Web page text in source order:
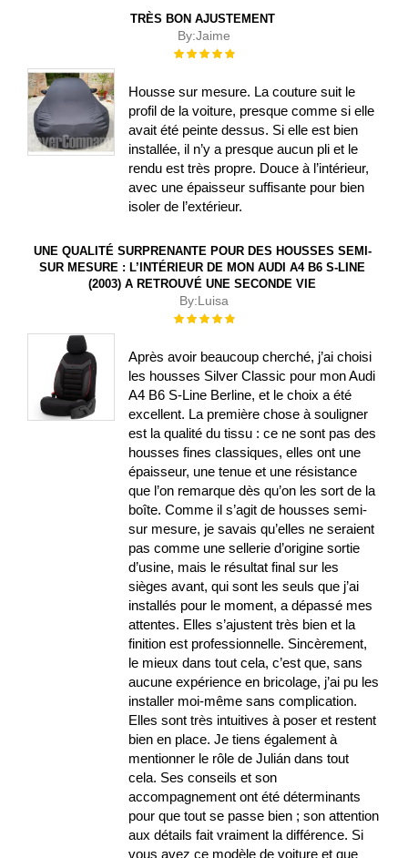
TRÈS BON AJUSTEMENT
By:Jaime
Évaluation :
Housse sur mesure. La couture suit le
profil de la voiture, presque comme si elle
avait été peinte dessus. Si elle est bien
installée, il n’y a presque aucun pli et le
rendu est très propre. Douce à l’intérieur,
avec une épaisseur suffisante pour bien
isoler de l’extérieur.
UNE QUALITÉ SURPRENANTE POUR DES HOUSSES SEMI-
SUR MESURE : L’INTÉRIEUR DE MON AUDI A4 B6 S-LINE
(2003) A RETROUVÉ UNE SECONDE VIE
By:Luisa
Évaluation :
Après avoir beaucoup cherché, j’ai choisi
les housses Silver Classic pour mon Audi
A4 B6 S-Line Berline, et le choix a été
excellent. La première chose à souligner
est la qualité du tissu : ce ne sont pas des
housses fines classiques, elles ont une
épaisseur, une tenue et une résistance
que l’on remarque dès qu’on les sort de la
boîte. Comme il s’agit de housses semi-
sur mesure, je savais qu’elles ne seraient
pas comme une sellerie d’origine sortie
d’usine, mais le résultat final sur les
sièges avant, qui sont les seuls que j’ai
installés pour le moment, a dépassé mes
attentes. Elles s’ajustent très bien et la
finition est professionnelle. Sincèrement,
le mieux dans tout cela, c’est que, sans
aucune expérience en bricolage, j’ai pu les
installer moi-même sans complication.
Elles sont très intuitives à poser et restent
bien en place. Je tiens également à
mentionner le rôle de Julián dans tout
cela. Ses conseils et son
accompagnement ont été déterminants
pour que tout se passe bien ; son attention
aux détails fait vraiment la différence. Si
vous avez ce modèle de voiture et que